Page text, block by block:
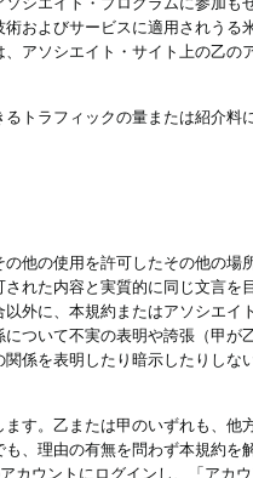
およびサービスに適用されう
アソシエイト・サイト上の乙
トラフィックの量または紹介
他の使用を許可したその他の
れた内容と実質的に同じ文言
外に、本規約またはアソシエ
ついて不実の表明や誇張（甲
係を表明したり暗示したりしな
す。乙または甲のいずれも、
、理由の有無を問わず本規約を
ウントにログインし、「アカ